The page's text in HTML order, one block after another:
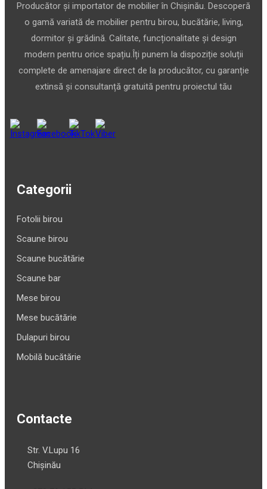
Producător și importator de mobilier în Chișinău. Descoperă
o gamă variată de mobilier pentru birou, bucătărie, living,
dormitor și grădină. Calitate, funcționalitate și design
modern pentru orice spațiu.Îți punem la dispoziție soluții
complete de amenajare direct de la producător, cu garanție
extinsă și consultanță gratuită pentru proiectul tău
Categorii
Fotolii birou
Scaune birou
Scaune bucătărie
Scaune bar
Mese birou
Mese bucătărie
Dulapuri birou
Mobilă bucătărie
Contacte
Str. V.Lupu 16
Chișinău